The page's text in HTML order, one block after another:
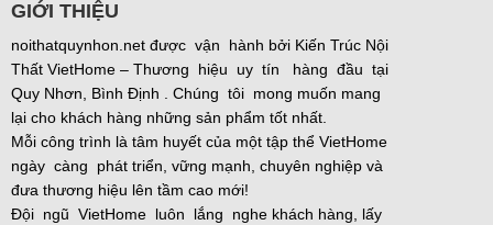
GIỚI THIỆU
noithatquynhon.net được vận hành bởi Kiến Trúc Nội
Thất VietHome – Thương hiệu uy tín hàng đầu tại
Quy Nhơn, Bình Định . Chúng tôi mong muốn mang
lại cho khách hàng những sản phẩm tốt nhất.
Mỗi công trình là tâm huyết của một tập thể VietHome
ngày càng phát triển, vững mạnh, chuyên nghiệp và
đưa thương hiệu lên tầm cao mới!
Đội ngũ VietHome luôn lắng nghe khách hàng, lấy